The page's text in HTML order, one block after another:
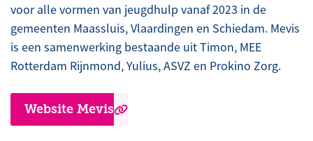
voor alle vormen van jeugdhulp vanaf 2023 in de
gemeenten Maassluis, Vlaardingen en Schiedam. Mevis
is een samenwerking bestaande uit Timon, MEE
Rotterdam Rijnmond, Yulius, ASVZ en Prokino Zorg.
Website Mevis